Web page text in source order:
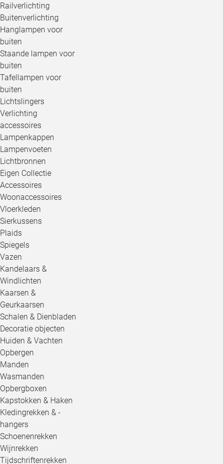
Railverlichting
Buitenverlichting
Hanglampen voor
buiten
Staande lampen voor
buiten
Tafellampen voor
buiten
Lichtslingers
Verlichting
accessoires
Lampenkappen
Lampenvoeten
Lichtbronnen
Eigen Collectie
Accessoires
Woonaccessoires
Vloerkleden
Sierkussens
Plaids
Spiegels
Vazen
Kandelaars &
Windlichten
Kaarsen &
Geurkaarsen
Schalen & Dienbladen
Decoratie objecten
Huiden & Vachten
Opbergen
Manden
Wasmanden
Opbergboxen
Kapstokken & Haken
Kledingrekken & -
hangers
Schoenenrekken
Wijnrekken
Tijdschriftenrekken